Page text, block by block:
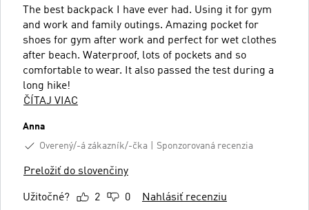
The best backpack I have ever had. Using it for gym
and work and family outings. Amazing pocket for
shoes for gym after work and perfect for wet clothes
after beach. Waterproof, lots of pockets and so
comfortable to wear. It also passed the test during a
long hike!
ČÍTAJ VIAC
Anna
Overený/-á zákazník/-čka
Sponzorovaná recenzia
Preložiť do slovenčiny
Užitočné? 2 0 Nahlásiť recenziu